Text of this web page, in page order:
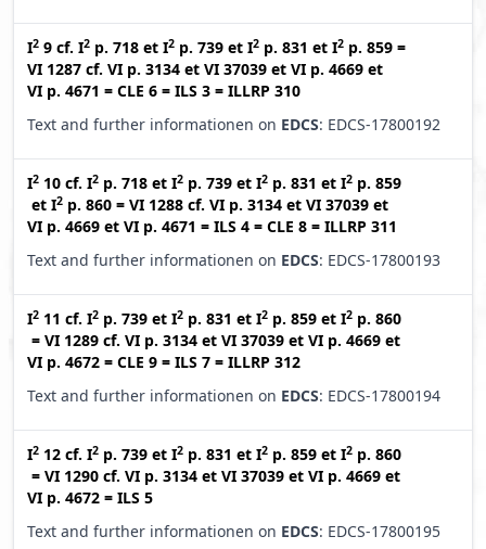
I2 9 cf. I2 p. 718 et I2 p. 739 et I2 p. 831 et I2 p. 859 =
VI 1287 cf. VI p. 3134 et VI 37039 et VI p. 4669 et
VI p. 4671 = CLE 6 = ILS 3 = ILLRP 310
Text and further informationen on EDCS: EDCS-17800192
I2 10 cf. I2 p. 718 et I2 p. 739 et I2 p. 831 et I2 p. 859
et I2 p. 860 = VI 1288 cf. VI p. 3134 et VI 37039 et
VI p. 4669 et VI p. 4671 = ILS 4 = CLE 8 = ILLRP 311
Text and further informationen on EDCS: EDCS-17800193
I2 11 cf. I2 p. 739 et I2 p. 831 et I2 p. 859 et I2 p. 860
= VI 1289 cf. VI p. 3134 et VI 37039 et VI p. 4669 et
VI p. 4672 = CLE 9 = ILS 7 = ILLRP 312
Text and further informationen on EDCS: EDCS-17800194
I2 12 cf. I2 p. 739 et I2 p. 831 et I2 p. 859 et I2 p. 860
= VI 1290 cf. VI p. 3134 et VI 37039 et VI p. 4669 et
VI p. 4672 = ILS 5
Text and further informationen on EDCS: EDCS-17800195